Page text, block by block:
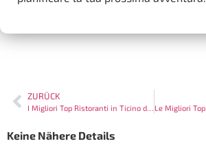
ZURÜCK
I Migliori Top Ristoranti in Ticino da Non Perdere
Keine Nähere Details